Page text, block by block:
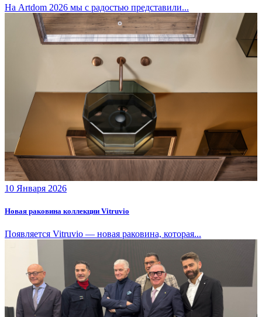
На Artdom 2026 мы с радостью представили...
10 Января 2026
Новая раковина коллекции Vitruvio
Появляется Vitruvio — новая раковина, которая...